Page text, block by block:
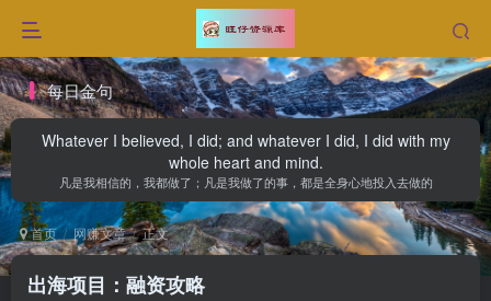
每日金句
Whatever I believed, I did; and whatever I did, I did with my
whole heart and mind.
凡是我相信的，我都做了；凡是我做了的事，都是全身心地投入去做的
首页 网赚文章 正文
出海项目：融资攻略